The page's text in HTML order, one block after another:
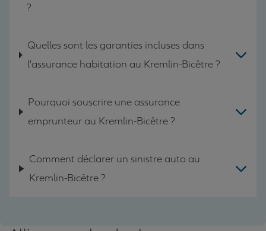
?
Quelles sont les garanties incluses dans
l'assurance habitation au Kremlin-Bicêtre ?
Pourquoi souscrire une assurance
emprunteur au Kremlin-Bicêtre ?
Comment déclarer un sinistre auto au
Kremlin-Bicêtre ?